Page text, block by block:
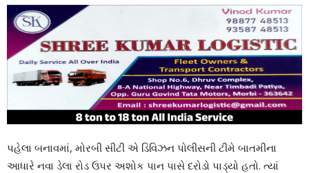
પહેલા બનાવમાં, મોરબી સીટી એ ડિવિઝન પોલીસની ટીમે બાતમીના
આધારે નવા ડેલા રોડ ઉપર અશોક પાન પાસે દરોડો પાડ્યો હતો. ત્યાં